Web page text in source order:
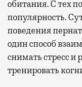
обитания. С тех
популярность.
поведения
один способ
снимать стресс и
тренировать